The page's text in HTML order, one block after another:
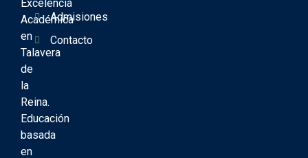
Excelencia
Académica
en
Talavera
de
la
Reina.
Educación
basada
en
Admisiones
Contacto